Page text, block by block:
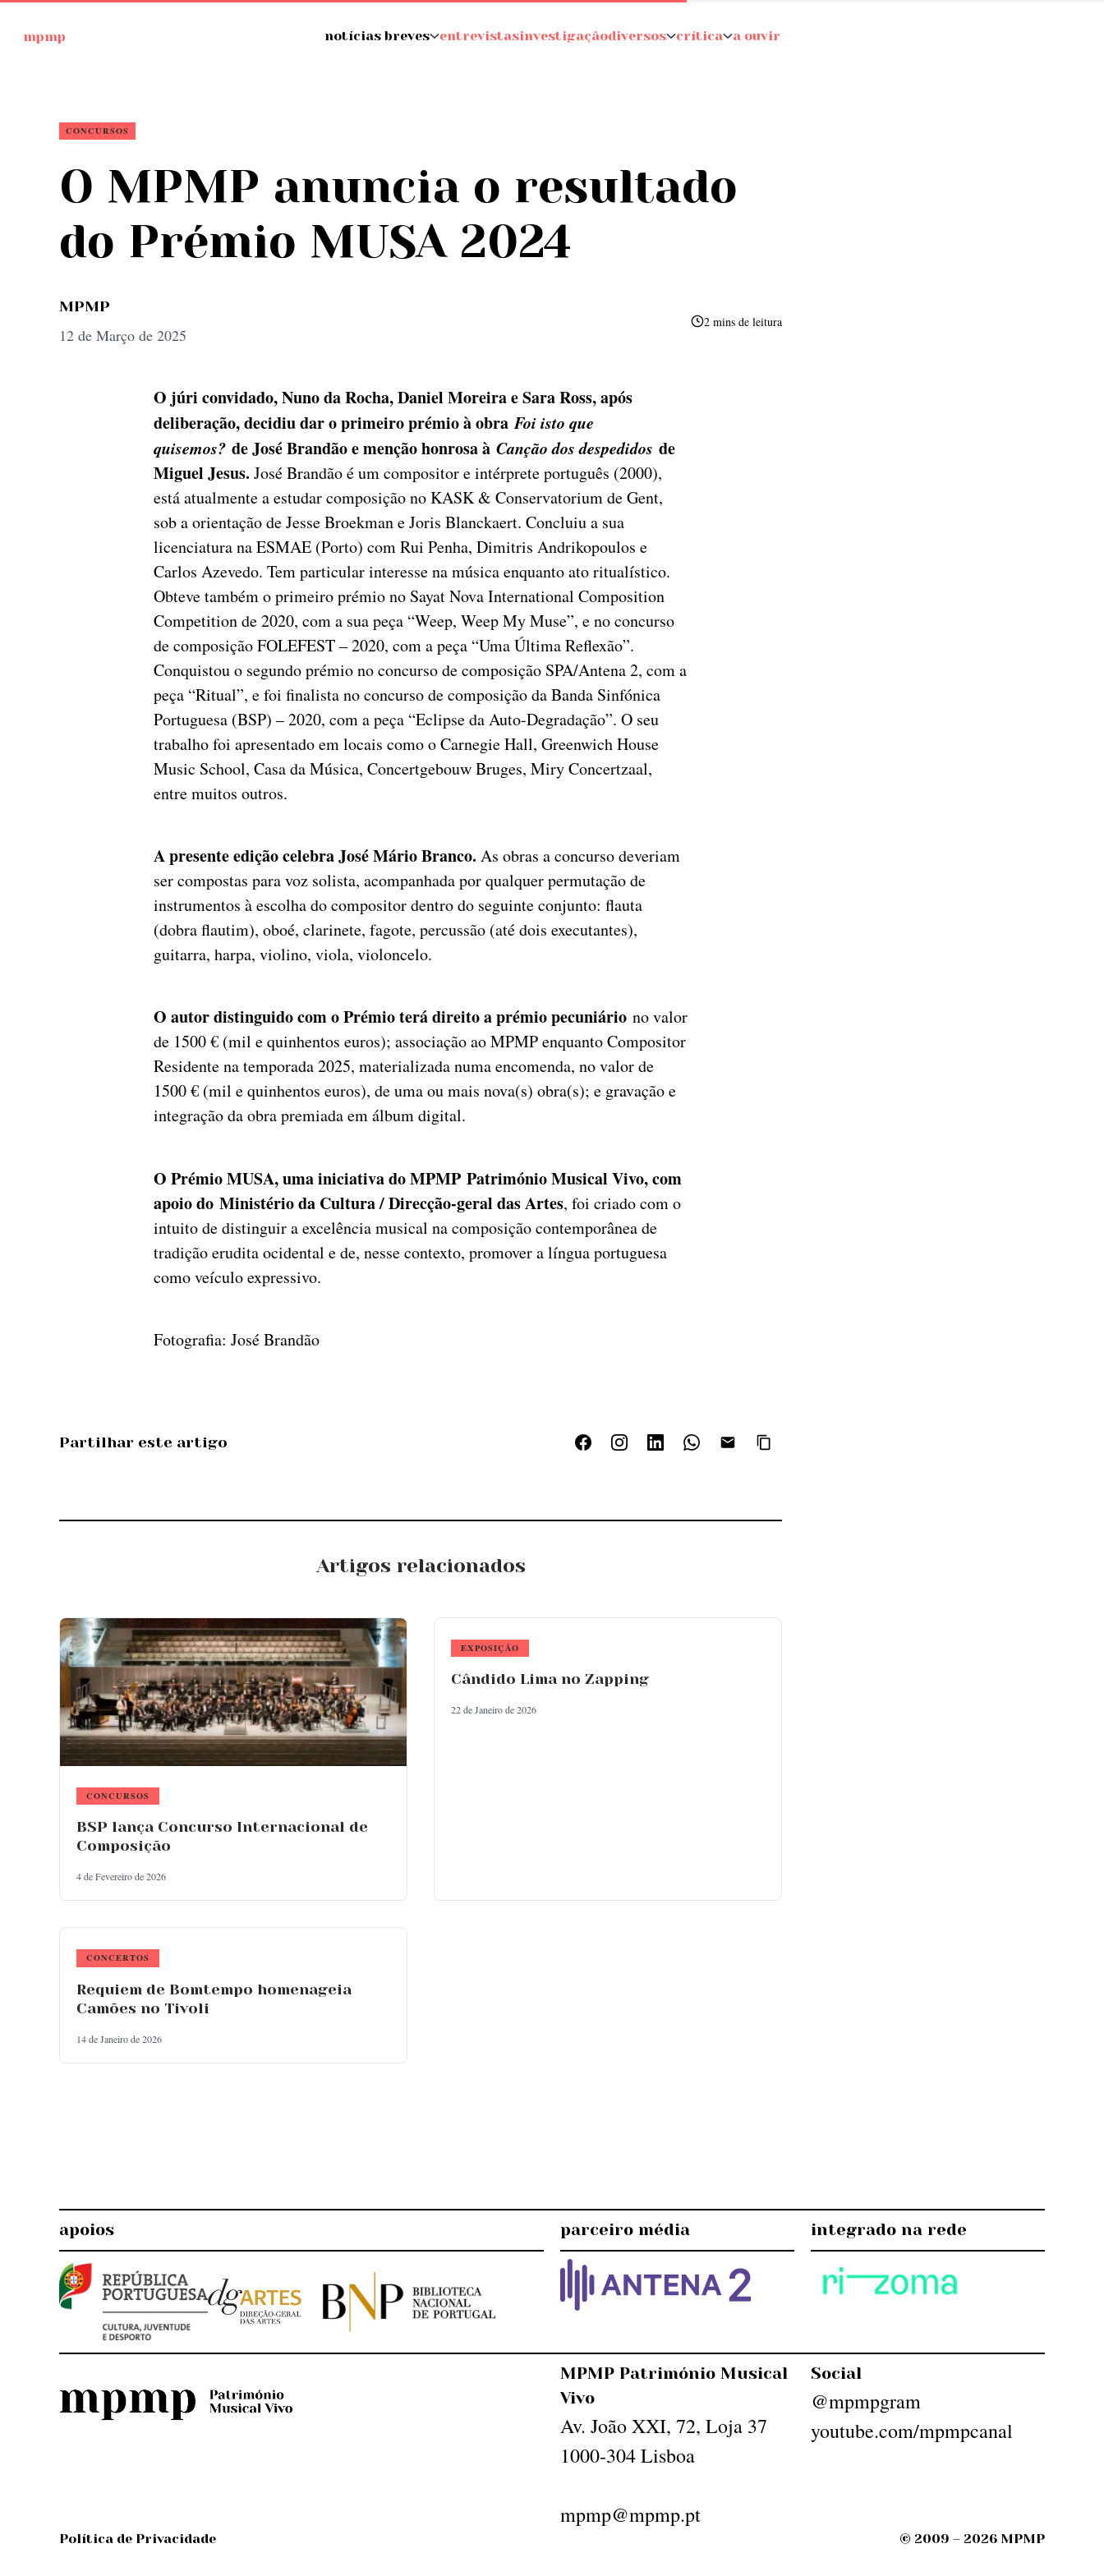
para
mpmp notícias breves entrevistasinvestigaçãodiversos crítica a ouvir
CONCURSOS
O MPMP anuncia o resultado
do Prémio MUSA 2024
MPMP
12 de Março de 2025
2 mins de leitura
O júri convidado, Nuno da Rocha, Daniel Moreira e Sara Ross, após
deliberação, decidiu dar o primeiro prémio à obraFoi isto que
quisemos? de José Brandão e menção honrosa à Canção dos despedidos de
Miguel Jesus. José Brandão é um compositor e intérprete português (2000),
está atualmente a estudar composição no KASK & Conservatorium de Gent,
sob a orientação de Jesse Broekman e Joris Blanckaert. Concluiu a sua
licenciatura na ESMAE (Porto) com Rui Penha, Dimitris Andrikopoulos e
Carlos Azevedo. Tem particular interesse na música enquanto ato ritualístico.
Obteve também o primeiro prémio no Sayat Nova International Composition
Competition de 2020, com a sua peça “Weep, Weep My Muse”, e no concurso
de composição FOLEFEST – 2020, com a peça “Uma Última Reflexão”.
Conquistou o segundo prémio no concurso de composição SPA/Antena 2, com a
peça “Ritual”, e foi finalista no concurso de composição da Banda Sinfónica
Portuguesa (BSP) – 2020, com a peça “Eclipse da Auto-Degradação”. O seu
trabalho foi apresentado em locais como o Carnegie Hall, Greenwich House
Music School, Casa da Música, Concertgebouw Bruges, Miry Concertzaal,
entre muitos outros.
A presente edição celebra José Mário Branco. As obras a concurso deveriam
ser compostas para voz solista, acompanhada por qualquer permutação de
instrumentos à escolha do compositor dentro do seguinte conjunto: flauta
(dobra flautim), oboé, clarinete, fagote, percussão (até dois executantes),
guitarra, harpa, violino, viola, violoncelo.
O autor distinguido com o Prémio terá direito a prémio pecuniário no valor
de 1500 € (mil e quinhentos euros); associação ao MPMP enquanto Compositor
Residente na temporada 2025, materializada numa encomenda, no valor de
1500 € (mil e quinhentos euros), de uma ou mais nova(s) obra(s); e gravação e
integração da obra premiada em álbum digital.
O Prémio MUSA, uma iniciativa do MPMP Património Musical Vivo, com
apoio do Ministério da Cultura / Direcção-geral das Artes, foi criado com o
intuito de distinguir a excelência musical na composição contemporânea de
tradição erudita ocidental e de, nesse contexto, promover a língua portuguesa
como veículo expressivo.
Fotografia: José Brandão
Partilhar este artigo
Artigos relacionados
CONCURSOS
BSP lança Concurso Internacional de
Composição
4 de Fevereiro de 2026
EXPOSIÇÃO
Cândido Lima no Zapping
22 de Janeiro de 2026
CONCERTOS
Requiem de Bomtempo homenageia
Camões no Tivoli
14 de Janeiro de 2026
apoios parceiro média integrado na rede
MPMP Património Musical
Vivo
Av. João XXI, 72, Loja 37
1000-304 Lisboa
mpmp@mpmp.pt
Social
@mpmpgram
youtube.com/mpmpcanal
Política de Privacidade © 2009 – 2026 MPMP